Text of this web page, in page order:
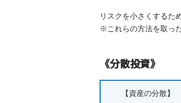
リスクを小さくするた
※これらの方法を取っ
《分散投資》
【資産の分散】